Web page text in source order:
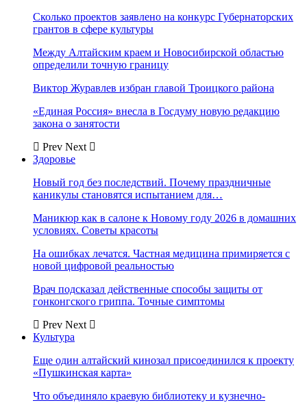
Сколько проектов заявлено на конкурс Губернаторских
грантов в сфере культуры
Между Алтайским краем и Новосибирской областью
определили точную границу
Виктор Журавлев избран главой Троицкого района
«Единая Россия» внесла в Госдуму новую редакцию
закона о занятости
Prev Next
Здоровье
Новый год без последствий. Почему праздничные
каникулы становятся испытанием для…
Маникюр как в салоне к Новому году 2026 в домашних
условиях. Советы красоты
На ошибках лечатся. Частная медицина примиряется с
новой цифровой реальностью
Врач подсказал действенные способы защиты от
гонконгского гриппа. Точные симптомы
Prev Next
Культура
Еще один алтайский кинозал присоединился к проекту
«Пушкинская карта»
Что объединяло краевую библиотеку и кузнечно-